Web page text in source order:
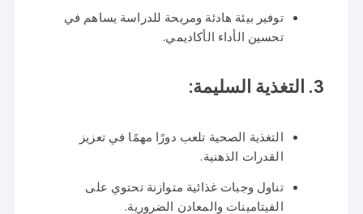
توفير بيئة هادئة ومريحة للدراسة يساهم في
تحسين الأداء الأكاديمي.
3. التغذية السليمة:
التغذية الصحية تلعب دورًا مهمًا في تعزيز
القدرات الذهنية.
تناول وجبات غذائية متوازنة تحتوي على
الفيتامينات والمعادن الضرورية.